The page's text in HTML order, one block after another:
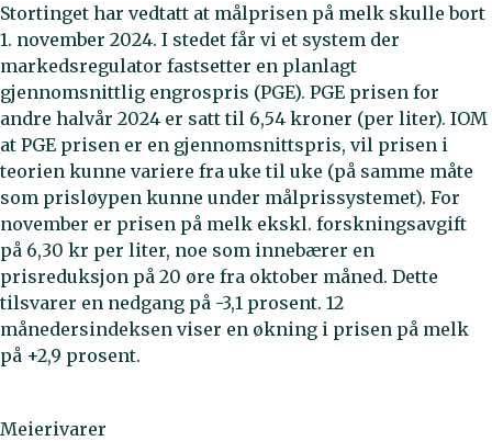
Stortinget har vedtatt at målprisen på melk skulle bort
1. november 2024. I stedet får vi et system der
markedsregulator fastsetter en planlagt
gjennomsnittlig engrospris (PGE). PGE prisen for
andre halvår 2024 er satt til 6,54 kroner (per liter). IOM
at PGE prisen er en gjennomsnittspris, vil prisen i
teorien kunne variere fra uke til uke (på samme måte
som prisløypen kunne under målprissystemet). For
november er prisen på melk ekskl. forskningsavgift
på 6,30 kr per liter, noe som innebærer en
prisreduksjon på 20 øre fra oktober måned. Dette
tilsvarer en nedgang på -3,1 prosent. 12
månedersindeksen viser en økning i prisen på melk
på +2,9 prosent.
Meierivarer